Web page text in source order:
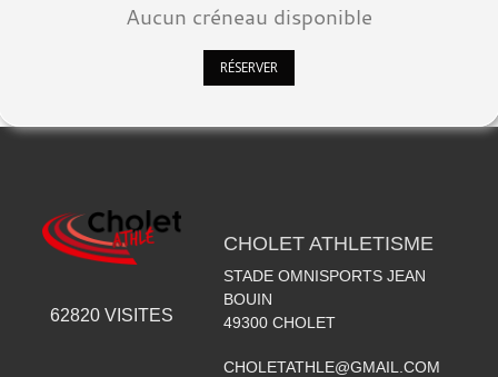
Aucun créneau disponible
RÉSERVER
62820VISITES
CHOLET ATHLETISME
STADE OMNISPORTS JEAN
BOUIN
49300 CHOLET
CHOLETATHLE@GMAIL.COM